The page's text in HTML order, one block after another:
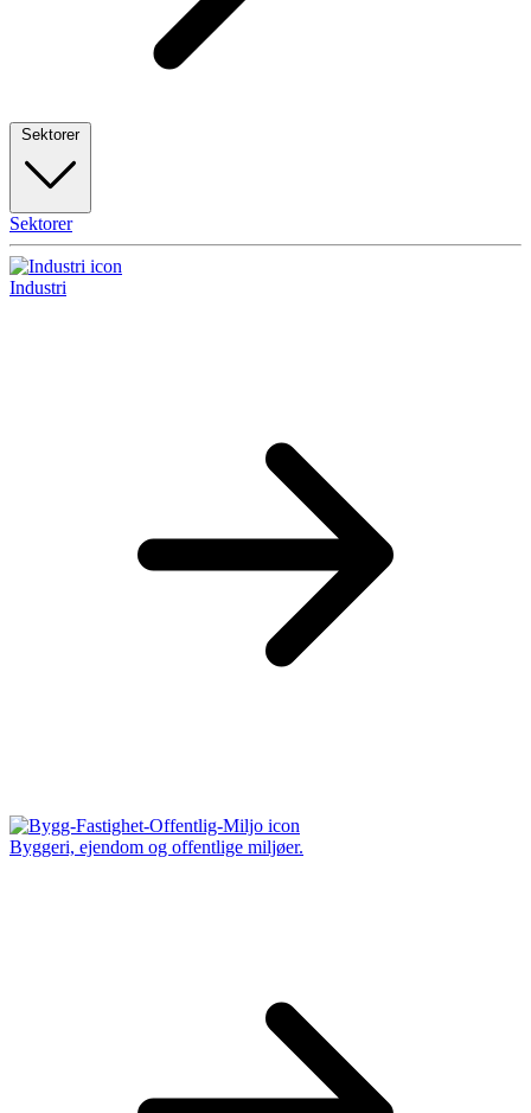
Sektorer
Sektorer
Industri
Byggeri, ejendom og offentlige miljøer.